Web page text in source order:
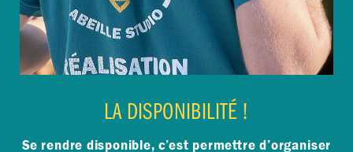
LA DISPONIBILITÉ !
Se rendre disponible, c’est permettre d’organiser